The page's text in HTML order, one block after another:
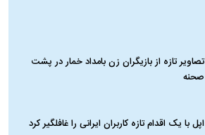
تصاویر تازه از بازیگران زن بامداد خمار در پشت
صحنه
اپل با یک اقدام تازه کاربران ایرانی را غافلگیر کرد